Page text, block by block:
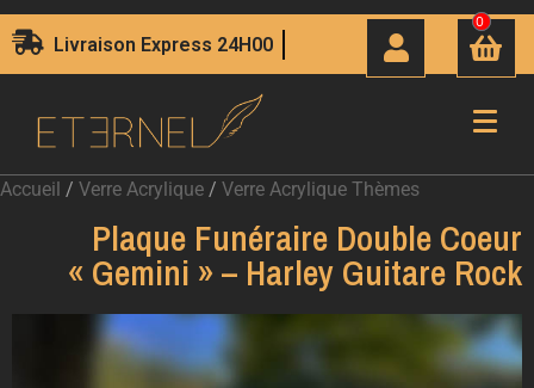
Livraison Express 24H00
0
Accueil / Verre Acrylique / Verre Acrylique Thèmes
Plaque Funéraire Double Coeur
« Gemini » – Harley Guitare Rock